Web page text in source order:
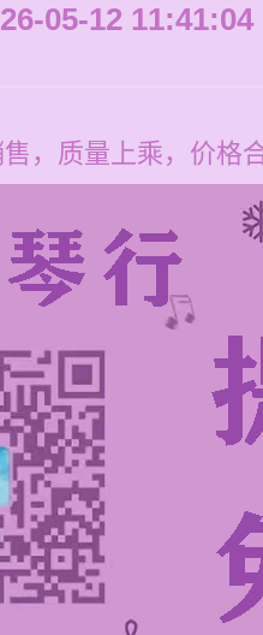
05-12 11:41:04
，质量上乘，价格